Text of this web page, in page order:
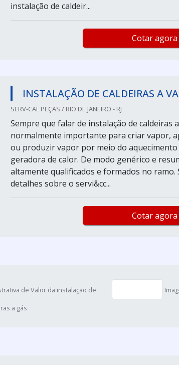
instalação de caldeir...
Cotar agora
INSTALAÇÃO DE CALDEIRAS A
SERV-CAL PEÇAS / RIO DE JANEIRO - RJ
Sempre que falar de instalação de caldeiras
normalmente importante para criar vapor,
ou produzir vapor por meio do
geradora de calor. De modo genérico e
altamente qualificados e formados no ramo.
detalhes sobre o servi&cc...
Cotar agora
de Valor da instalação de
a gás